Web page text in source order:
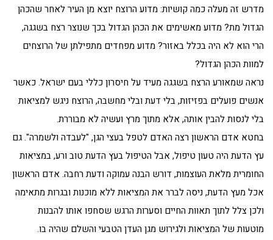
מדרש זה מעלה כמה קושיות: מדוע הרוצח יוצא מן העיר לאחר שהכהן
הגדול מת? מדוע מאשימים את הכהן הגדול בכך שנוצר רצח בשגגה,
הרי הוא לא היה בכלל באזור? מדוע מפחדים מתפילתן של הרוצחים
למוות הכהן הגדול?
נראה שמאורע הרצח בשגגה מעיד על חיסרון כללי בעם ישראל. כאשר
אנשים פועלים בפזיזות, בלי דעת ובלי מחשבה, הרוצח ניגש למציאות
בלי לנסות להבין אותה, אלא מתוך מרץ ועשיה לא מבוררת.
בחטא אדם הראשון רצה האדם לטפל בעצי הגן, "לעבדה ולשמרה". גם
עץ הדעת היה טעון טיפול, אבל הטיפול בעץ הדעת טוב ורע, במציאות
החומרית מלאת העוצמות, דורש הבנה עמוקה ודעת רחבה. אדם הראשון
אכל מעץ הדעת, ניסה לברר את המציאות ללא מוכנות ובגרות מתאימה
ולכן צלל לתוך תאוות החיים וסערות הרגש שסחפו אותו להבנות
מוטעות של המציאות ולגירוש מגן העדן הטבעי והשלם שהיה בו.